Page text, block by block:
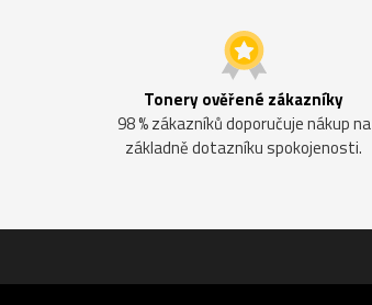
Tonery ověřené zákazníky
98 % zákazníků doporučuje nákup na
základně dotazníku spokojenosti.